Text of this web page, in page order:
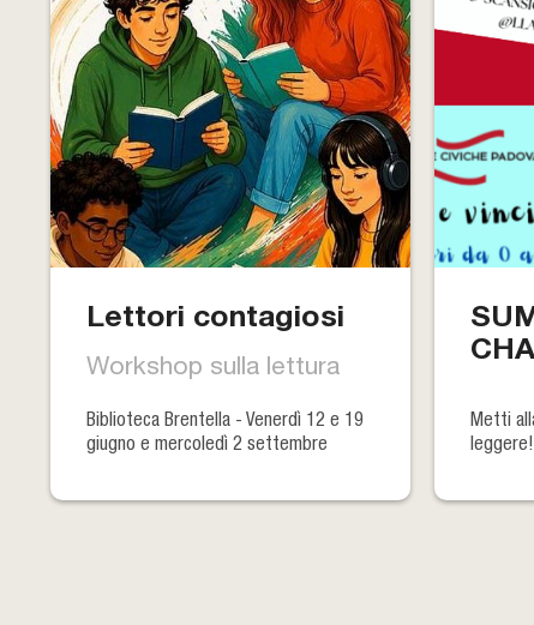
Lettori contagiosi
Workshop sulla lettura
Biblioteca Brentella - Venerdì 12 e 19
giugno e mercoledì 2 settembre
Metti
leggere!